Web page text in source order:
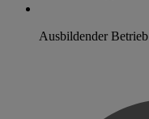
Ausbildender Betrieb